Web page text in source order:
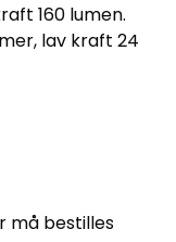
160 lumen.
lav kraft 24
må bestilles